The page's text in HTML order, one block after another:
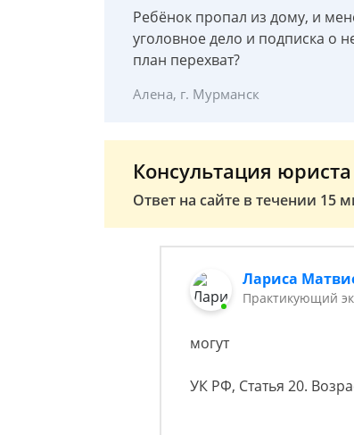
Ребёнок пропал из дому, и
уголовное дело и подписка о
план перехват?
Алена, г. Мурманск
Консультация
Ответ на сайте в течении 15
Лариса
Практикующий
могут
УК РФ, Статья 20.